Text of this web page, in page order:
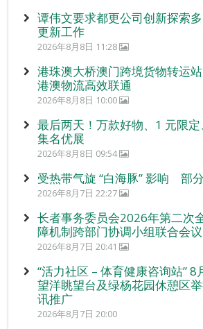
谭伟文要求都更公司创新探索
更新工作
2026年8月8日 11:28
港珠澳大桥澳门跨境货物转运
港澳物流高效联通
2026年8月8日 10:00
最后两天！万款好物、1 元限
集名优展
2026年8月8日 09:54
受热带气旋 “白海豚” 影响 部
2026年8月7日 22:27
长者事务委员会2026年第二次
障机制跨部门协调小组联合会议
2026年8月7日 20:41
“活力社区 – 体育健康咨询站”
望洋眺望台及绿杨花园休憩区
讯推广
2026年8月7日 20:00